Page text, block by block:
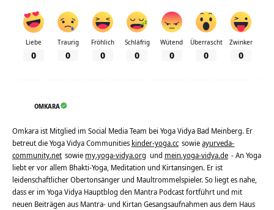
Liebe
0
Traurig
0
Fröhlich
0
Schläfrig
0
Wütend
0
Überrascht
0
Zwinker
0
OMKARA
Omkara ist Mitglied im Social Media Team bei Yoga Vidya Bad Meinberg. Er
betreut die Yoga Vidya Communities kinder-yoga.cc sowieayurveda-
community.net sowie my.yoga-vidya.org und mein.yoga-vidya.de - An Yoga
liebt er vor allem Bhakti-Yoga, Meditation und Kirtansingen. Er ist
leidenschaftlicher Obertonsänger und Maultrommelspieler. So liegt es nahe,
dass er im Yoga Vidya Hauptblog den Mantra Podcast fortführt und mit
neuen Beiträgen aus Mantra- und Kirtan Gesangsaufnahmen aus dem Haus